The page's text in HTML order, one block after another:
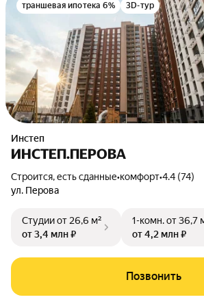
траншевая ипотека 6% 3D-тур
Инстеп
ИНСТЕП.ПЕРОВА
Строится, есть сданные•комфорт•4.4 (74)
ул. Перова
Студииот 26,6 м²
от 3,4 млн ₽
1-комн.от 36,7
от 4,2 млн ₽
Позвонить